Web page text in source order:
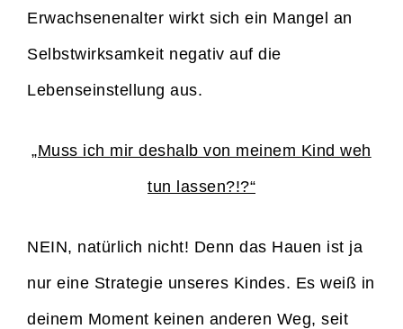
Erwachsenenalter wirkt sich ein Mangel an
Selbstwirksamkeit negativ auf die
Lebenseinstellung aus.
„Muss ich mir deshalb von meinem Kind weh
tun lassen?!?“
NEIN, natürlich nicht! Denn das Hauen ist ja
nur eine Strategie unseres Kindes. Es weiß in
deinem Moment keinen anderen Weg, seit